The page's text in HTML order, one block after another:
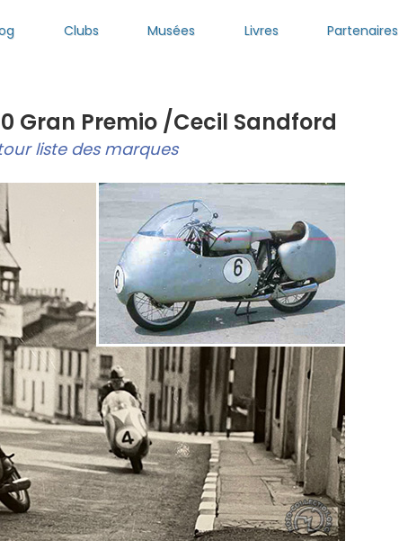
Clubs Musées Livres Partenaires
Gran Premio /Cecil Sandford
liste des marques